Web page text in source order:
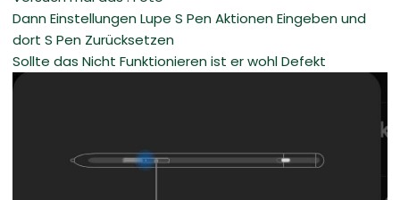
Dann Einstellungen Lupe S Pen Aktionen Eingeben und
dort S Pen Zurücksetzen
Sollte das Nicht Funktionieren ist er wohl Defekt